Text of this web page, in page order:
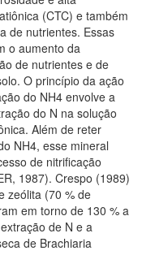
(CTC) e também
de nutrientes. Essas
o aumento da
de nutrientes e de
O princípio da ação
do NH4 envolve a
do N na solução
Além de reter
NH4, esse mineral
de nitrificação
1987). Crespo (1989)
zeólita (70 % de
em torno de 130 % a
de N e a
de Brachiaria